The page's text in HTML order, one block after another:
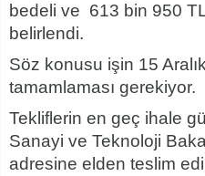
bedeli ve 613 bin 950
belirlendi.
Söz konusu işin 15
tamamlaması gerekiyor.
Tekliflerin en geç ihale
Sanayi ve Teknoloji
adresine elden teslim